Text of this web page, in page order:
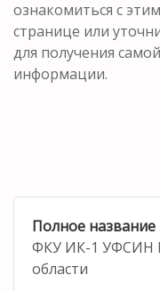
ознакомиться с
странице или
для получения
информации.
Полное название
ФКУ ИК-1 УФСИН
области